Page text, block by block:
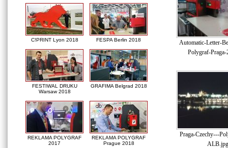
C!PRINT Lyon 2018 FESPA Berlin 2018
FESTIWAL DRUKU
Warsaw 2018
GRAFIMA Belgrad 2018
REKLAMA POLYGRAF
2017
REKLAMA POLYGRAF
Prague 2018
Automatic-Letter-
Polygraf-
Praga-Czechy---
ALB.jpg